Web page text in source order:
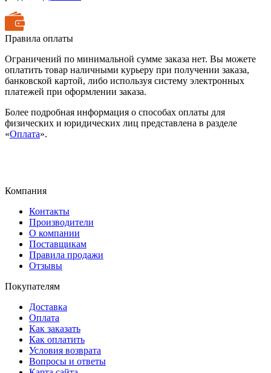
Правила оплаты
Ограничений по минимальной сумме заказа нет. Вы можете
оплатить товар наличными курьеру при получении заказа,
банковской картой, либо используя систему электронных
платежей при оформлении заказа.
Более подробная информация о способах оплаты для
физических и юридических лиц представлена в разделе
«Оплата».
Компания
Контакты
Производители
О компании
Поставщикам
Правила продажи
Отзывы
Покупателям
Доставка
Оплата
Как заказать
Как оплатить
Условия возврата
Вопросы и ответы